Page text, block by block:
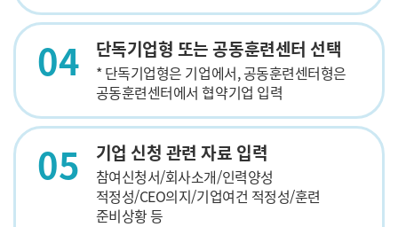
04 단독기업형 또는 공동훈련센터 선택
* 단독기업형은 기업에서, 공동훈련센터형은
공동훈련센터에서 협약기업 입력
05 기업 신청 관련 자료 입력
참여신청서/회사소개/인력양성
적정성/CEO의지/기업여건 적정성/훈련
준비상황 등